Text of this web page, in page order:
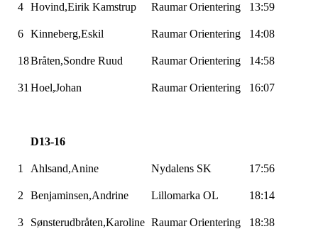
4 Hovind,Eirik Kamstrup RaumarOrientering 13:59
6 Kinneberg,Eskil RaumarOrientering 14:08
18Bråten,Sondre Ruud RaumarOrientering 14:58
31 Hoel,Johan RaumarOrientering 16:07
D13-16
1 Ahlsand,Anine Nydalens SK 17:56
2 Benjaminsen,Andrine Lillomarka OL 18:14
3 Sønsterudbråten,Karoline RaumarOrientering 18:38